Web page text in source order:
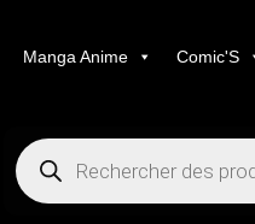
Manga Anime Comic'S
Recherche
de
produits